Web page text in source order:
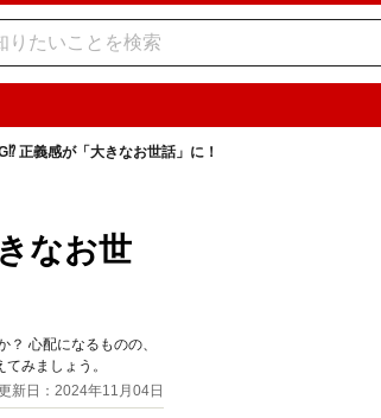
正義感が「大きなお世話」に！
なお世
心配になるものの、
みましょう。
新日：2024年11月04日